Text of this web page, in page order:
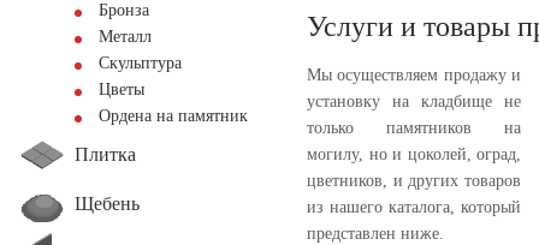
Бронза
Металл
Скульптура
Цветы
Ордена на памятник
Плитка
Щебень
Услуги и товары
Мы осуществляем продажу и
установку на кладбище не
только памятников на
могилу, но и цоколей, оград,
цветников, и других товаров
из нашего каталога, который
представлен ниже.